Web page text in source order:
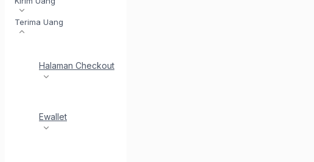
Terima Uang
Halaman Checkout
Ewallet